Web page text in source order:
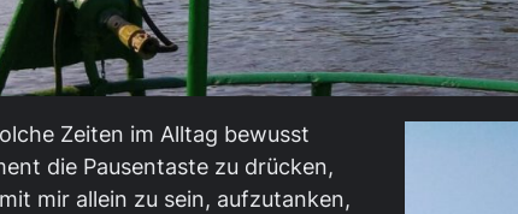
Zeiten im Alltag bewusst
die Pausentaste zu drücken,
mir allein zu sein, aufzutanken,